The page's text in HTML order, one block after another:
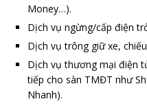
Money…).
Dịch vụ ngừng/cấp điện
Dịch vụ trông giữ xe,
Dịch vụ thương mại điện
tiếp cho sàn TMĐT như
Nhanh).